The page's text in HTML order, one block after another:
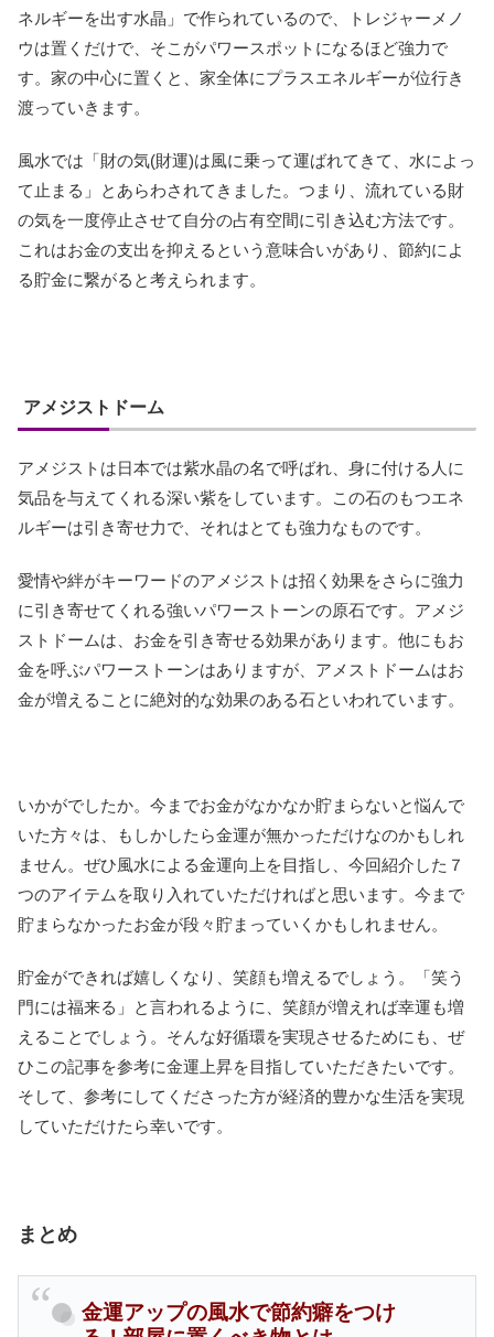
ネルギーを出す水晶」で作られているので、トレジャーメノ
ウは置くだけで、そこがパワースポットになるほど強力で
す。家の中心に置くと、家全体にプラスエネルギーが位行き
渡っていきます。
風水では「財の気(財運)は風に乗って運ばれてきて、水によっ
て止まる」とあらわされてきました。つまり、流れている財
の気を一度停止させて自分の占有空間に引き込む方法です。
これはお金の支出を抑えるという意味合いがあり、節約によ
る貯金に繋がると考えられます。
アメジストドーム
アメジストは日本では紫水晶の名で呼ばれ、身に付ける人に
気品を与えてくれる深い紫をしています。この石のもつエネ
ルギーは引き寄せ力で、それはとても強力なものです。
愛情や絆がキーワードのアメジストは招く効果をさらに強力
に引き寄せてくれる強いパワーストーンの原石です。アメジ
ストドームは、お金を引き寄せる効果があります。他にもお
金を呼ぶパワーストーンはありますが、アメストドームはお
金が増えることに絶対的な効果のある石といわれています。
いかがでしたか。今までお金がなかなか貯まらないと悩んで
いた方々は、もしかしたら金運が無かっただけなのかもしれ
ません。ぜひ風水による金運向上を目指し、今回紹介した７
つのアイテムを取り入れていただければと思います。今まで
貯まらなかったお金が段々貯まっていくかもしれません。
貯金ができれば嬉しくなり、笑顔も増えるでしょう。「笑う
門には福来る」と言われるように、笑顔が増えれば幸運も増
えることでしょう。そんな好循環を実現させるためにも、ぜ
ひこの記事を参考に金運上昇を目指していただきたいです。
そして、参考にしてくださった方が経済的豊かな生活を実現
していただけたら幸いです。
まとめ
金運アップの風水で節約癖をつけ